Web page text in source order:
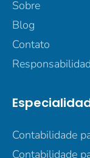
Sobre
Blog
Contato
Contabilidade
Contabilidade